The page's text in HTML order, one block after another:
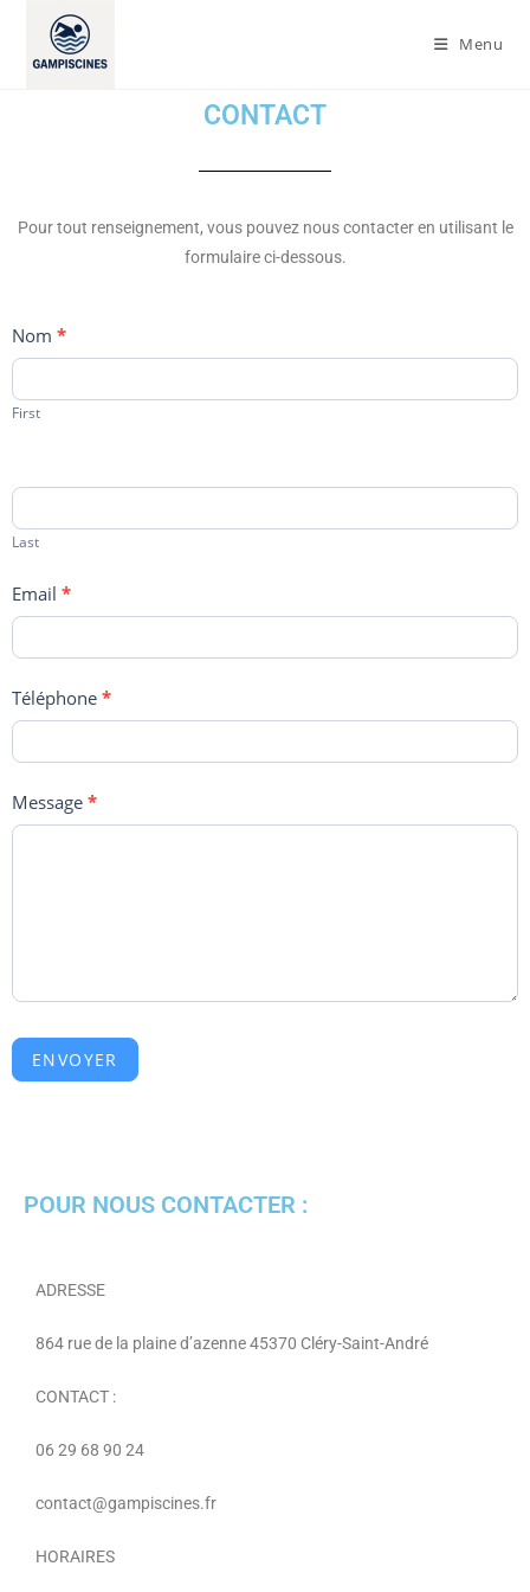
Menu
CONTACT
Pour tout renseignement, vous pouvez nous contacter en utilisant le
formulaire ci-dessous.
Devis
gratuit
Nom *
First
Last
Email *
Téléphone *
Message *
ENVOYER
POUR NOUS CONTACTER :
ADRESSE
864 rue de la plaine d’azenne 45370 Cléry-Saint-André
CONTACT :
06 29 68 90 24
contact@gampiscines.fr
HORAIRES